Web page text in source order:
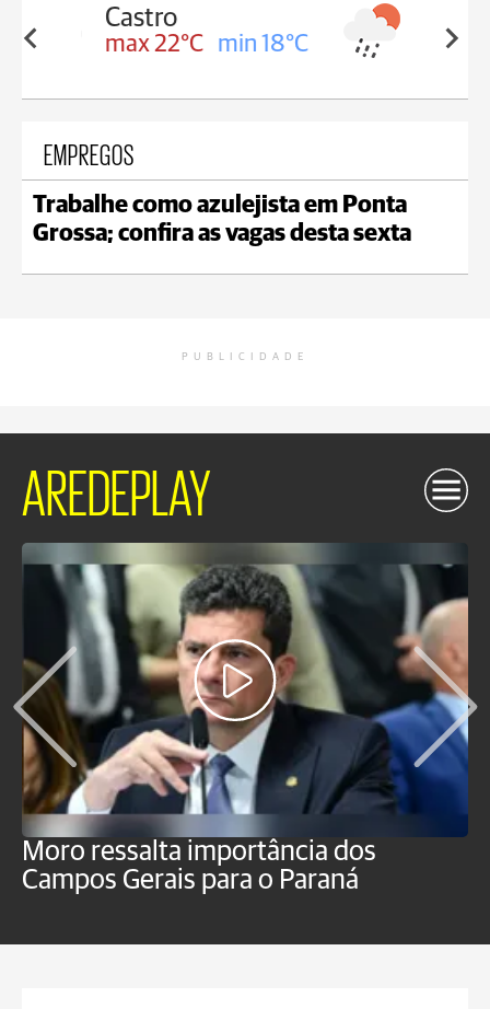
18°C max 21°C min 18°C
EMPREGOS
Trabalhe como azulejista em Ponta
Grossa; confira as vagas desta sexta
PUBLICIDADE
AREDEPLAY
Moro ressalta importância dos
Campos Gerais para o Paraná